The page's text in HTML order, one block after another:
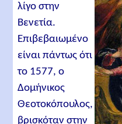
λίγο στην
Βενετία.
Επιβεβαιωμένο
είναι πάντως ότι
το 1577, ο
Δομήνικος
Θεοτοκόπουλος,
βρισκόταν στην